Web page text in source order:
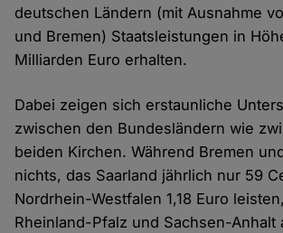
deutschen Ländern (mit Ausnahme
und Bremen) Staatsleistungen in
Milliarden Euro erhalten.
Dabei zeigen sich erstaunliche
zwischen den Bundesländern wie
beiden Kirchen. Während Bremen
nichts, das Saarland jährlich nur 59
Nordrhein-Westfalen 1,18 Euro
Rheinland-Pfalz und Sachsen-Anhalt